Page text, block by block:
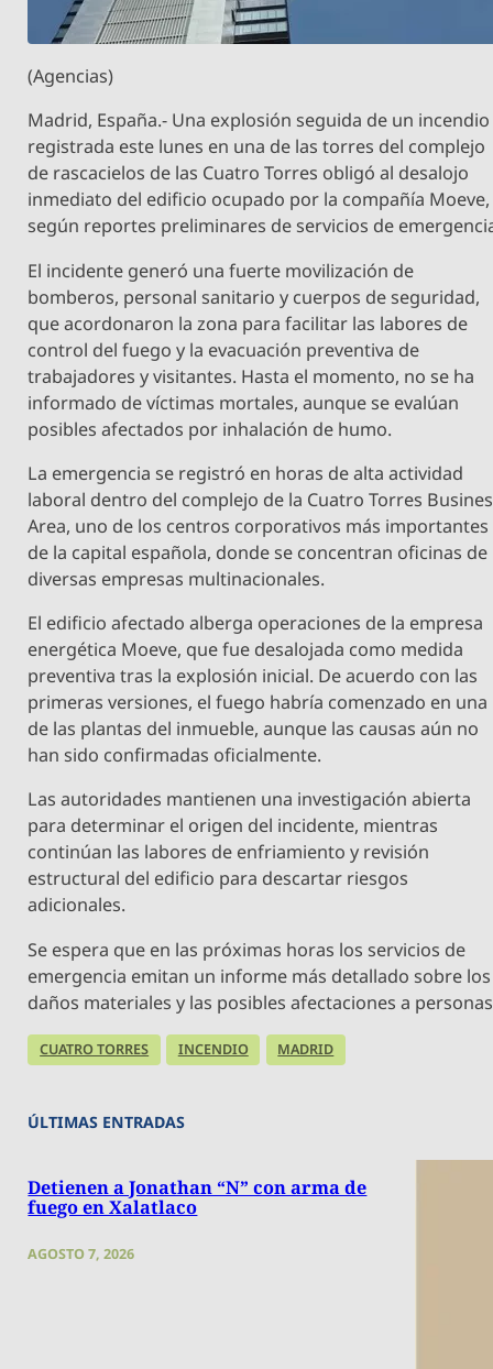
(Agencias)
Madrid, España.- Una explosión seguida de un incendio
registrada este lunes en una de las torres del complejo
de rascacielos de las Cuatro Torres obligó al desalojo
inmediato del edificio ocupado por la compañía Moeve,
según reportes preliminares de servicios de
El incidente generó una fuerte movilización de
bomberos, personal sanitario y cuerpos de seguridad,
que acordonaron la zona para facilitar las labores de
control del fuego y la evacuación preventiva de
trabajadores y visitantes. Hasta el momento, no se ha
informado de víctimas mortales, aunque se evalúan
posibles afectados por inhalación de humo.
La emergencia se registró en horas de alta actividad
laboral dentro del complejo de la Cuatro Torres
Area, uno de los centros corporativos más importantes
de la capital española, donde se concentran oficinas de
diversas empresas multinacionales.
El edificio afectado alberga operaciones de la empresa
energética Moeve, que fue desalojada como medida
preventiva tras la explosión inicial. De acuerdo con las
primeras versiones, el fuego habría comenzado en una
de las plantas del inmueble, aunque las causas aún no
han sido confirmadas oficialmente.
Las autoridades mantienen una investigación abierta
para determinar el origen del incidente, mientras
continúan las labores de enfriamiento y revisión
estructural del edificio para descartar riesgos
adicionales.
Se espera que en las próximas horas los servicios de
emergencia emitan un informe más detallado sobre los
daños materiales y las posibles afectaciones a
CUATRO TORRES INCENDIO MADRID
ÚLTIMAS ENTRADAS
Detienen a Jonathan “N” con arma de
fuego en Xalatlaco
AGOSTO 7, 2026